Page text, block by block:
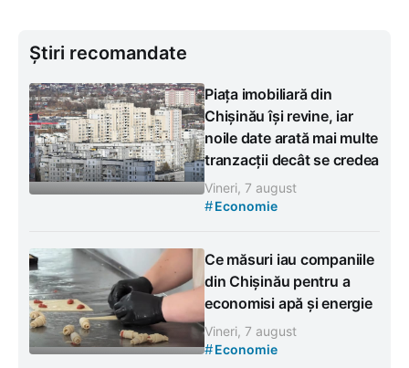
Știri recomandate
Piața imobiliară din
Chișinău își revine, iar
noile date arată mai multe
tranzacții decât se credea
Vineri, 7 august
#Economie
Ce măsuri iau companiile
din Chișinău pentru a
economisi apă și energie
Vineri, 7 august
#Economie